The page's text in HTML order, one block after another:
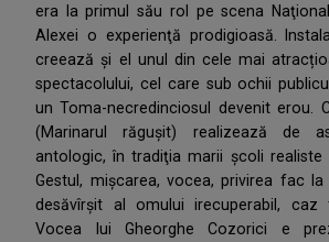
era la primul său rol pe scena
Alexei o experienţă prodigioasă.
creează şi el unul din cele mai
spectacolului, cel care sub ochii
un Toma-necredinciosul devenit erou.
(Marinarul răguşit) realizează de
antologic, în tradiţia marii şcoli realiste
Gestul, mişcarea, vocea, privirea fac
desăvîrşit al omului irecuperabil, caz
Vocea lui Gheorghe Cozorici e